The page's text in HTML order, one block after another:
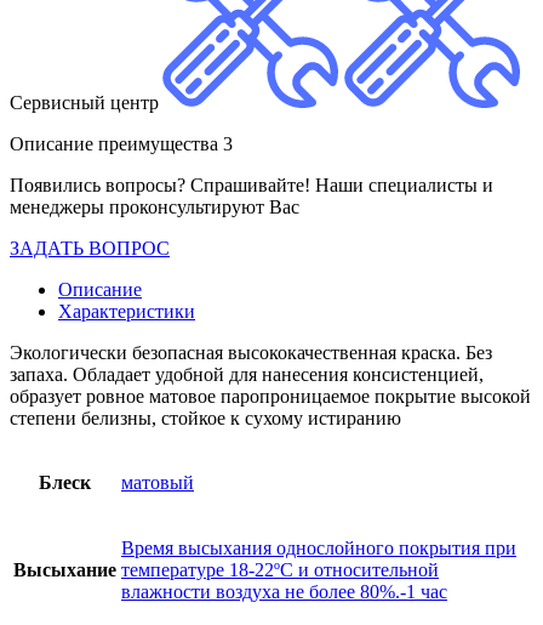
Сервисный центр
Описание преимущества 3
Появились вопросы? Спрашивайте! Наши специалисты и
менеджеры проконсультируют Вас
ЗАДАТЬ ВОПРОС
Описание
Характеристики
Экологически безопасная высококачественная краска. Без
запаха. Обладает удобной для нанесения консистенцией,
образует ровное матовое паропроницаемое покрытие высокой
степени белизны, стойкое к сухому истиранию
Блеск матовый
Высыхание
Время высыхания однослойного покрытия при
температуре 18-22ºС и относительной
влажности воздуха не более 80%.-1 час